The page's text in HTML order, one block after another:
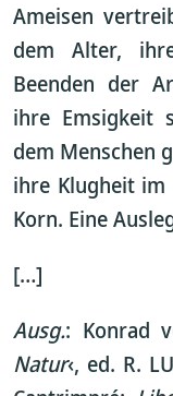
Ameisen
dem Alter,
Beenden der
ihre Emsigkeit
dem Menschen
ihre Klugheit im
Korn. Eine
[…]
Ausg.: Konrad
Natur‹, ed. R.